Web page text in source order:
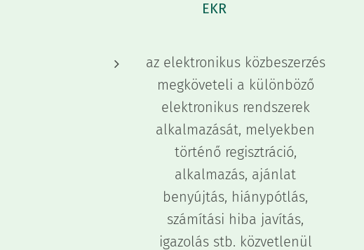
EKR
az elektronikus közbeszerzés
megköveteli a különböző
elektronikus rendszerek
alkalmazását, melyekben
történő regisztráció,
alkalmazás, ajánlat
benyújtás, hiánypótlás,
számítási hiba javítás,
igazolás stb. közvetlenül